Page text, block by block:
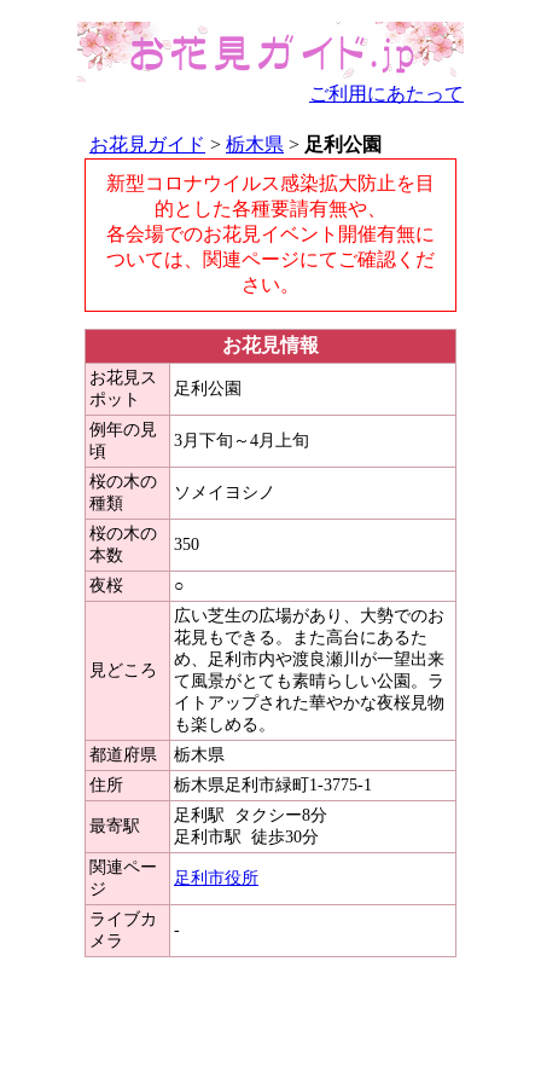
ご利用にあたって
お花見ガイド > 栃木県 > 足利公園
新型コロナウイルス感染拡大防止を目
的とした各種要請有無や、
各会場でのお花見イベント開催有無に
ついては、関連ページにてご確認くだ
さい。
お花見情報
お花見ス
ポット
足利公園
例年の見
頃
3月下旬～4月上旬
桜の木の
種類
ソメイヨシノ
桜の木の
本数
350
夜桜 ○
見どころ
広い芝生の広場があり、大勢でのお
花見もできる。また高台にあるた
め、足利市内や渡良瀬川が一望出来
て風景がとても素晴らしい公園。ラ
イトアップされた華やかな夜桜見物
も楽しめる。
都道府県
栃木県
住所
栃木県足利市緑町1-3775-1
最寄駅
足利駅 タクシー8分
足利市駅 徒歩30分
関連ペー
ジ
足利市役所
ライブカ
メラ
-